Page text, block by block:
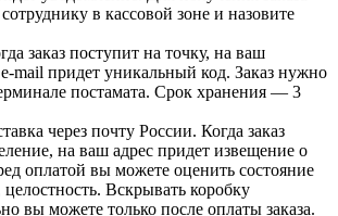
в кассовой зоне и назовите
заказ поступит на точку, на ваш
mail придет уникальный код. Заказ нужно
постамата. Срок хранения — 3
через почту России. Когда заказ
на ваш адрес придет извещение о
оплатой вы можете оценить состояние
целостность. Вскрывать коробку
вы можете только после оплаты заказа.